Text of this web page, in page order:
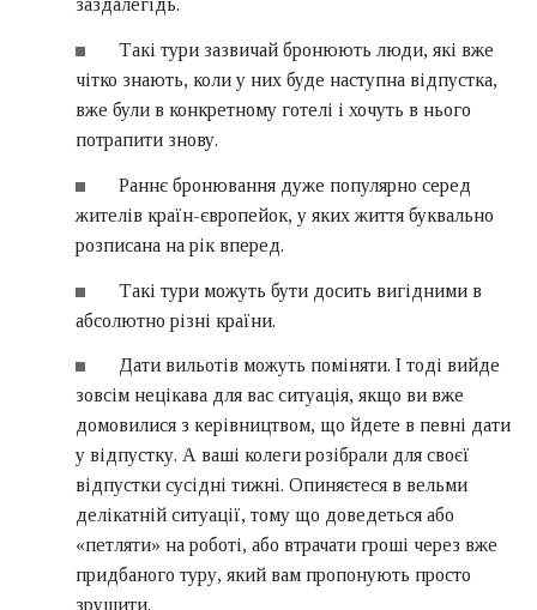
заздалегідь.
Такі тури зазвичай бронюють люди, які вже
чітко знають, коли у них буде наступна відпустка,
вже були в конкретному готелі і хочуть в нього
потрапити знову.
Раннє бронювання дуже популярно серед
жителів країн-європейок, у яких життя буквально
розписана на рік вперед.
Такі тури можуть бути досить вигідними в
абсолютно різні країни.
Дати вильотів можуть поміняти. І тоді вийде
зовсім нецікава для вас ситуація, якщо ви вже
домовилися з керівництвом, що йдете в певні дати
у відпустку. А ваші колеги розібрали для своєї
відпустки сусідні тижні. Опиняєтеся в вельми
делікатній ситуації, тому що доведеться або
«петляти» на роботі, або втрачати гроші через вже
придбаного туру, який вам пропонують просто
зрушити.